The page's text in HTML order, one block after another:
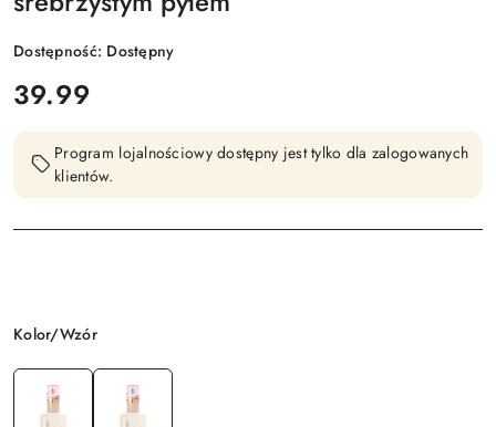
Dostępność: Dostępny
cena:
39.99
Program lojalnościowy dostępny jest tylko dla zalogowanych
klientów.
Wariant
Kolor/Wzór